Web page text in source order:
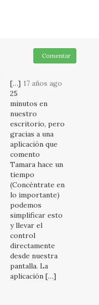
Comentar
17 años ago
[…]
25
minutos en
nuestro
escritorio, pero
gracias a una
aplicación que
comento
Tamara hace un
tiempo
(Concéntrate en
lo importante)
podemos
simplificar esto
y llevar el
control
directamente
desde nuestra
pantalla. La
aplicación […]